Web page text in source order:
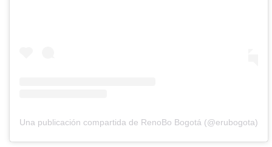
Una publicación compartida de RenoBo Bogotá (@erubogota)